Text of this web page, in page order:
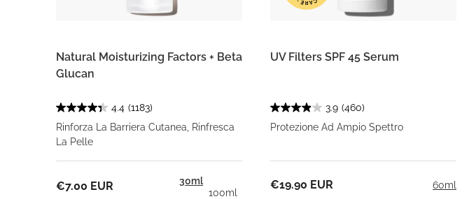
Natural Moisturizing Factors + Beta
Glucan
4.4 (1183)
Rinforza La Barriera Cutanea, Rinfresca
La Pelle
30ml
100ml
€7.00 EUR
UV Filters SPF 45 Serum
3.9 (460)
Protezione Ad Ampio Spettro
60ml
€19.90 EUR